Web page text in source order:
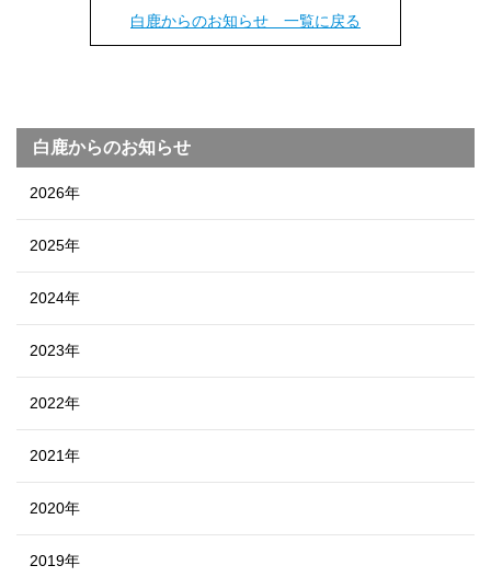
白鹿からのお知らせ 一覧に戻る
白鹿からのお知らせ
2026年
2025年
2024年
2023年
2022年
2021年
2020年
2019年